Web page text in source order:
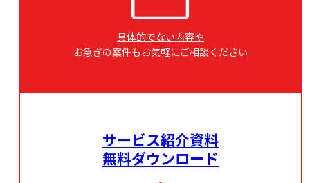
具体的でない内容や
お急ぎの案件もお気軽にご相談ください
サービス紹介資料
無料ダウンロード